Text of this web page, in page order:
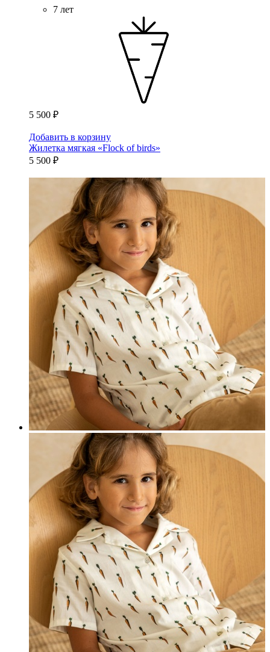
7 лет
5 500 ₽
Добавить в корзину
Жилетка мягкая «Flock of birds»
5 500 ₽